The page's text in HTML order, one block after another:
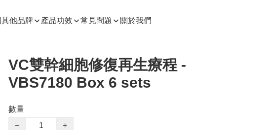
其他品牌 產品功效 常見問題 關於我們
VC雙幹細胞修復再生療程 -
VBS7180 Box 6 sets
數量
−
+